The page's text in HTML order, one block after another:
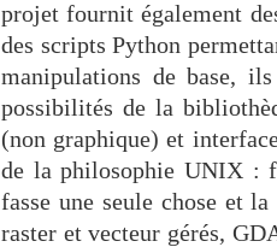
projet fournit également
des scripts Python
manipulations de base,
possibilités de la
(non graphique) et
de la philosophie UNIX :
fasse une seule chose et
raster et vecteur gérés,